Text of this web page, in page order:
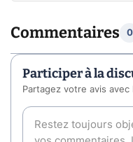
Commentaires 0
Participer à la
Partagez votre avis